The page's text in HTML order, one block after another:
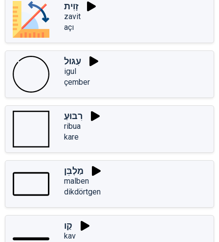
זָוִית
zavit
açı
עִגּוּל
igul
çember
רִבּוּעַ
ribua
kare
מַלְבֵּן
malben
dikdörtgen
קַו
kav